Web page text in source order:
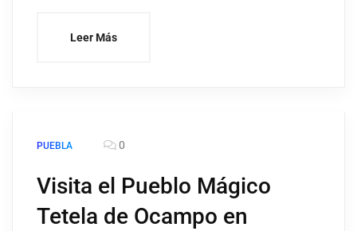
Leer Más
PUEBLA 0
Visita el Pueblo Mágico
Tetela de Ocampo en